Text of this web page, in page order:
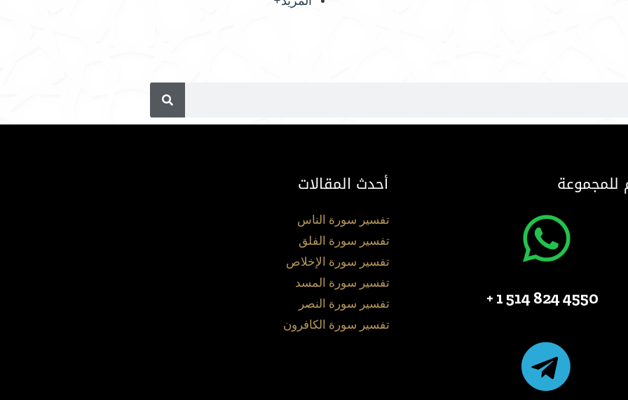
للمجموعة
4550 824 514 1 +
أحدث المقالات
تفسير سورة الناس
تفسير سورة الفلق
تفسير سورة الإخلاص
تفسير سورة المسد
تفسير سورة النصر
تفسير سورة الكافرون